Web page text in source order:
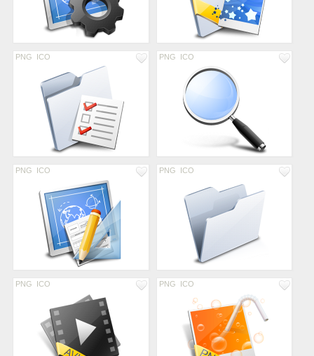
PNG ICO PNG ICO
PNG ICO PNG ICO
PNG ICO PNG ICO